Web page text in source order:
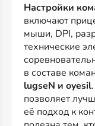
Настройки
включают
мыши, DPI,
технические
в составе
lugseN и oyesil
позволяет
её подход к